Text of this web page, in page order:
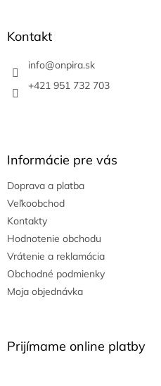
Kontakt
info@onpira.sk
+421 951 732 703
Informácie pre vás
Doprava a platba
Veľkoobchod
Kontakty
Hodnotenie obchodu
Vrátenie a reklamácia
Obchodné podmienky
Moja objednávka
Prijímame online platby